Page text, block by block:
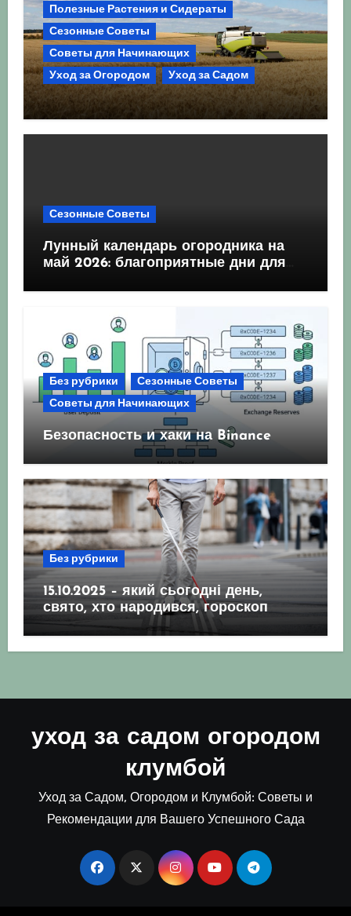
Полезные Растения и Сидераты
Сезонные Советы
Советы для Начинающих
Уход за Огородом
Уход за Садом
Агрокультура України осінь 2026:
Сезонные Советы
Лунный календарь огородника на
май 2026: благоприятные дни для
Без рубрики
Сезонные Советы
Советы для Начинающих
Безопасность и хаки на Binance
Без рубрики
15.10.2025 – який сьогодні день,
свято, хто народився, гороскоп
уход за садом огородом
клумбой
Уход за Садом, Огородом и Клумбой: Советы и
Рекомендации для Вашего Успешного Сада